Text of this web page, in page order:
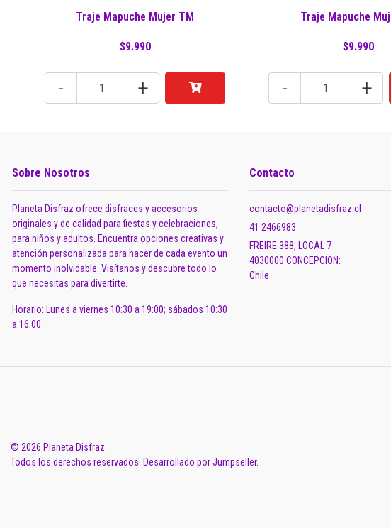
Traje Mapuche Mujer TM
$9.990
- +
Traje Mapuche
$9.990
- +
Sobre Nosotros
Planeta Disfraz ofrece disfraces y accesorios
originales y de calidad para fiestas y celebraciones,
para niños y adultos. Encuentra opciones creativas y
atención personalizada para hacer de cada evento un
momento inolvidable. Visítanos y descubre todo lo
que necesitas para divertirte.
Horario: Lunes a viernes 10:30 a 19:00; sábados 10:30
a 16:00.
Contacto
contacto@planetadisfraz.cl
41 2466983
FREIRE 388, LOCAL 7
4030000 CONCEPCION:
Chile
© 2026 Planeta Disfraz.
Todos los derechos reservados. Desarrollado por Jumpseller.